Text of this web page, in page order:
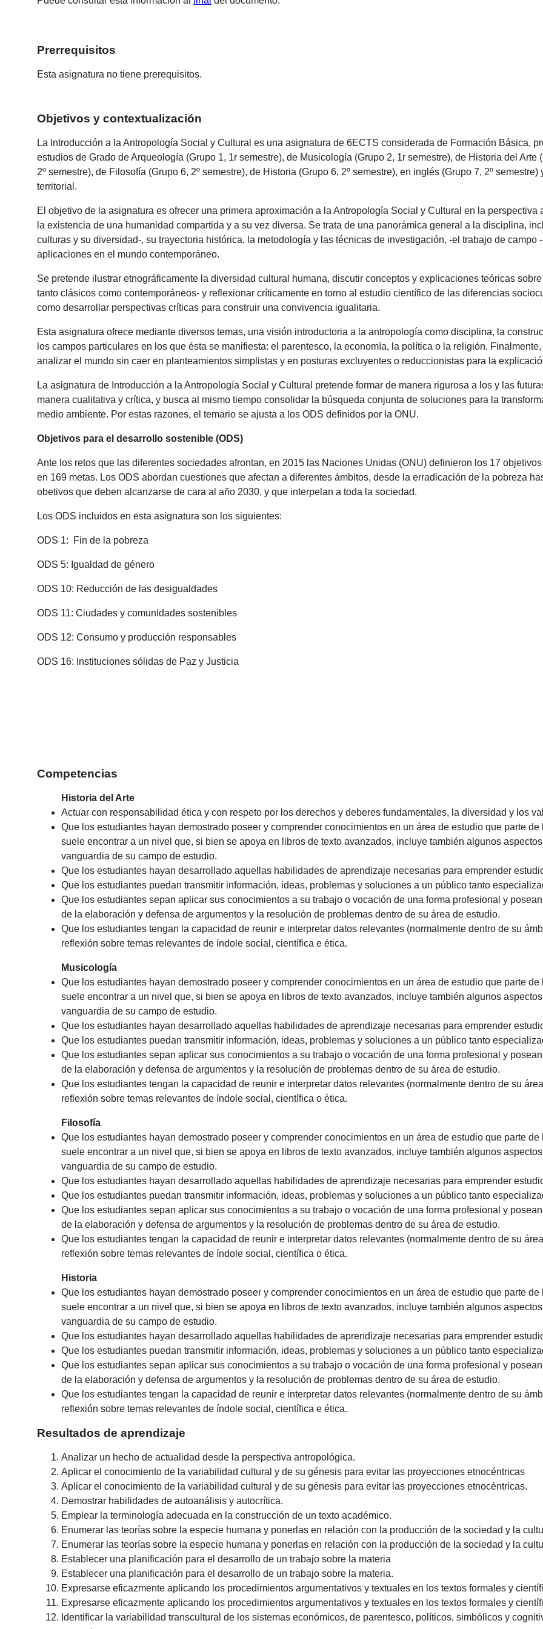
Prerrequisitos
Esta asignatura no tiene prerequisitos.
Objetivos y contextualización
La Introducción a la Antropología Social y Cultural es una asignatura de 6ECTS considerada de Formación Básica,
estudios de Grado de Arqueología (Grupo 1, 1r semestre), de Musicología (Grupo 2, 1r semestre), de Historia del
2º semestre), de Filosofía (Grupo 6, 2º semestre), de Historia (Grupo 6, 2º semestre), en inglés (Grupo 7, 2º
territorial.
El objetivo de la asignatura es ofrecer una primera aproximación a la Antropología Social y Cultural en la
la existencia de una humanidad compartida y a su vez diversa. Se trata de una panorámica general a la disciplina,
culturas y su diversidad-, su trayectoria histórica, la metodología y las técnicas de investigación, -el trabajo de
aplicaciones en el mundo contemporáneo.
Se pretende ilustrar etnográficamente la diversidad cultural humana, discutir conceptos y explicaciones teóricas
tanto clásicos como contemporáneos- y reflexionar críticamente en torno al estudio científico de las diferencias
como desarrollar perspectivas críticas para construir una convivencia igualitaria.
Esta asignatura ofrece mediante diversos temas, una visión introductoria a la antropología como disciplina, la
los campos particulares en los que ésta se manifiesta: el parentesco, la economía, la política o la religión.
analizar el mundo sin caer en planteamientos simplistas y en posturas excluyentes o reduccionistas para la
La asignatura de Introducción a la Antropología Social y Cultural pretende formar de manera rigurosa a los y las
manera cualitativa y crítica, y busca al mismo tiempo consolidar la búsqueda conjunta de soluciones para la
medio ambiente. Por estas razones, el temario se ajusta a los ODS definidos por la ONU.
Objetivos para el desarrollo sostenible (ODS)
Ante los retos que las diferentes sociedades afrontan, en 2015 las Naciones Unidas (ONU) definieron los 17
en 169 metas. Los ODS abordan cuestiones que afectan a diferentes ámbitos, desde la erradicación de la pobreza
obetivos que deben alcanzarse de cara al año 2030, y que interpelan a toda la sociedad.
Los ODS incluidos en esta asignatura son los siguientes:
ODS 1: Fin de la pobreza
ODS 5: Igualdad de género
ODS 10: Reducción de las desigualdades
ODS 11: Ciudades y comunidades sostenibles
ODS 12: Consumo y producción responsables
ODS 16: Instituciones sólidas de Paz y Justicia
Competencias
Historia del Arte
Actuar con responsabilidad ética y con respeto por los derechos y deberes fundamentales, la diversidad y los
Que los estudiantes hayan demostrado poseer y comprender conocimientos en un área de estudio que parte
suele encontrar a un nivel que, si bien se apoya en libros de texto avanzados, incluye también algunos
vanguardia de su campo de estudio.
Que los estudiantes hayan desarrollado aquellas habilidades de aprendizaje necesarias para emprender
Que los estudiantes puedan transmitir información, ideas, problemas y soluciones a un público tanto
Que los estudiantes sepan aplicar sus conocimientos a su trabajo o vocación de una forma profesional y
de la elaboración y defensa de argumentos y la resolución de problemas dentro de su área de estudio.
Que los estudiantes tengan la capacidad de reunir e interpretar datos relevantes (normalmente dentro de su
reflexión sobre temas relevantes de índole social, científica e ética.
Musicología
Que los estudiantes hayan demostrado poseer y comprender conocimientos en un área de estudio que parte
suele encontrar a un nivel que, si bien se apoya en libros de texto avanzados, incluye también algunos
vanguardia de su campo de estudio.
Que los estudiantes hayan desarrollado aquellas habilidades de aprendizaje necesarias para emprender
Que los estudiantes puedan transmitir información, ideas, problemas y soluciones a un público tanto
Que los estudiantes sepan aplicar sus conocimientos a su trabajo o vocación de una forma profesional y
de la elaboración y defensa de argumentos y la resolución de problemas dentro de su área de estudio.
Que los estudiantes tengan la capacidad de reunir e interpretar datos relevantes (normalmente dentro de su
reflexión sobre temas relevantes de índole social, científica o ética.
Filosofía
Que los estudiantes hayan demostrado poseer y comprender conocimientos en un área de estudio que parte
suele encontrar a un nivel que, si bien se apoya en libros de texto avanzados, incluye también algunos
vanguardia de su campo de estudio.
Que los estudiantes hayan desarrollado aquellas habilidades de aprendizaje necesarias para emprender
Que los estudiantes puedan transmitir información, ideas, problemas y soluciones a un público tanto
Que los estudiantes sepan aplicar sus conocimientos a su trabajo o vocación de una forma profesional y
de la elaboración y defensa de argumentos y la resolución de problemas dentro de su área de estudio.
Que los estudiantes tengan la capacidad de reunir e interpretar datos relevantes (normalmente dentro de su
reflexión sobre temas relevantes de índole social, científica o ética.
Historia
Que los estudiantes hayan demostrado poseer y comprender conocimientos en un área de estudio que parte
suele encontrar a un nivel que, si bien se apoya en libros de texto avanzados, incluye también algunos
vanguardia de su campo de estudio.
Que los estudiantes hayan desarrollado aquellas habilidades de aprendizaje necesarias para emprender
Que los estudiantes puedan transmitir información, ideas, problemas y soluciones a un público tanto
Que los estudiantes sepan aplicar sus conocimientos a su trabajo o vocación de una forma profesional y
de la elaboración y defensa de argumentos y la resolución de problemas dentro de su área de estudio.
Que los estudiantes tengan la capacidad de reunir e interpretar datos relevantes (normalmente dentro de su
reflexión sobre temas relevantes de índole social, científica e ética.
Resultados de aprendizaje
Analizar un hecho de actualidad desde la perspectiva antropológica.
Aplicar el conocimiento de la variabilidad cultural y de su génesis para evitar las proyecciones etnocéntricas
Aplicar el conocimiento de la variabilidad cultural y de su génesis para evitar las proyecciones etnocéntricas.
Demostrar habilidades de autoanálisis y autocrítica.
Emplear la terminología adecuada en la construcción de un texto académico.
Enumerar las teorías sobre la especie humana y ponerlas en relación con la producción de la sociedad y la
Enumerar las teorías sobre la especie humana y ponerlas en relación con la producción de la sociedad y la
Establecer una planificación para el desarrollo de un trabajo sobre la materia
Establecer una planificación para el desarrollo de un trabajo sobre la materia.
Expresarse eficazmente aplicando los procedimientos argumentativos y textuales en los textos formales y
Expresarse eficazmente aplicando los procedimientos argumentativos y textuales en los textos formales y
Identificar la variabilidad transcultural de los sistemas económicos, de parentesco, políticos, simbólicos y